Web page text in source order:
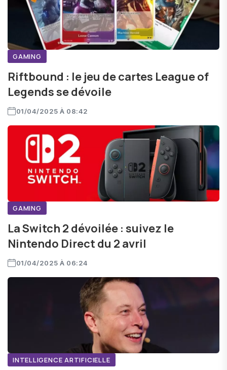
GAMING
Riftbound : le jeu de cartes League of
Legends se dévoile
01/04/2025 À 08:42
GAMING
La Switch 2 dévoilée : suivez le
Nintendo Direct du 2 avril
01/04/2025 À 06:24
INTELLIGENCE ARTIFICIELLE